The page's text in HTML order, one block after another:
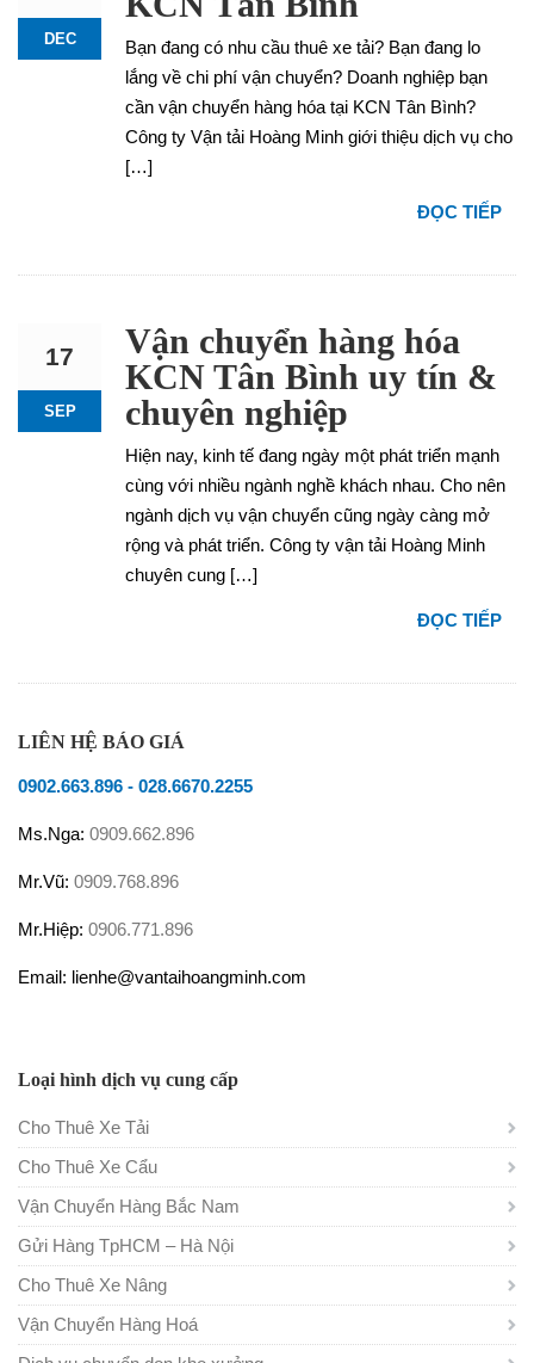
DEC
Bạn đang có nhu cầu thuê xe tải? Bạn đang lo
lắng về chi phí vận chuyển? Doanh nghiệp bạn
cần vận chuyển hàng hóa tại KCN Tân Bình?
Công ty Vận tải Hoàng Minh giới thiệu dịch vụ cho
[…]
ĐỌC TIẾP
17
SEP
Vận chuyển hàng hóa
KCN Tân Bình uy tín &
chuyên nghiệp
Hiện nay, kinh tế đang ngày một phát triển mạnh
cùng với nhiều ngành nghề khách nhau. Cho nên
ngành dịch vụ vận chuyển cũng ngày càng mở
rộng và phát triển. Công ty vận tải Hoàng Minh
chuyên cung […]
ĐỌC TIẾP
LIÊN HỆ BÁO GIÁ
0902.663.896 - 028.6670.2255
Ms.Nga: 0909.662.896
Mr.Vũ: 0909.768.896
Mr.Hiệp: 0906.771.896
Email: lienhe@vantaihoangminh.com
Loại hình dịch vụ cung cấp
Cho Thuê Xe Tải
Cho Thuê Xe Cẩu
Vận Chuyển Hàng Bắc Nam
Gửi Hàng TpHCM – Hà Nội
Cho Thuê Xe Nâng
Vận Chuyển Hàng Hoá